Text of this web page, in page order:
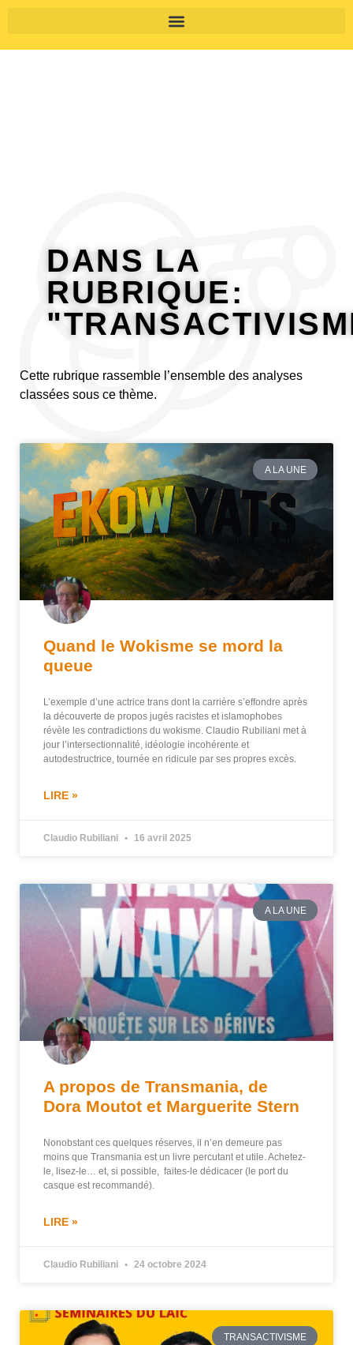
DANS LA
RUBRIQUE:
Cette rubrique rassemble l’ensemble des analyses
classées sous ce thème.
A LA UNE
Quand le Wokisme se mord la
queue
L’exemple d’une actrice trans dont la carrière s’effondre après
la découverte de propos jugés racistes et islamophobes
révèle les contradictions du wokisme. Claudio Rubiliani met à
jour l’intersectionnalité, idéologie incohérente et
autodestructrice, tournée en ridicule par ses propres excès.
LIRE »
Claudio Rubiliani 16 avril 2025
A LA UNE
A propos de Transmania, de
Dora Moutot et Marguerite Stern
Nonobstant ces quelques réserves, il n’en demeure pas
moins que Transmania est un livre percutant et utile. Achetez-
le, lisez-le… et, si possible, faites-le dédicacer (le port du
casque est recommandé).
LIRE »
Claudio Rubiliani 24 octobre 2024
TRANSACTIVISME